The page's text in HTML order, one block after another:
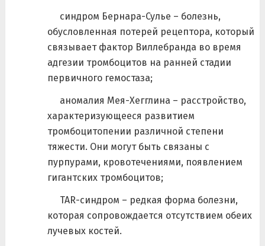
синдром Бернара-Сулье – болезнь,
обусловленная потерей рецептора, который
связывает фактор Виллебранда во время
адгезии тромбоцитов на ранней стадии
первичного гемостаза;
аномалия Мея-Хегглина – расстройство,
характеризующееся развитием
тромбоцитопении различной степени
тяжести. Они могут быть связаны с
пурпурами, кровотечениями, появлением
гигантских тромбоцитов;
TAR-синдром – редкая форма болезни,
которая сопровождается отсутствием обеих
лучевых костей.